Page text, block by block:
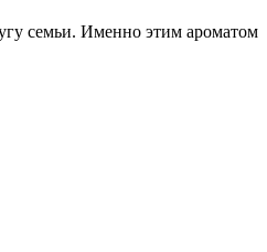
семьи. Именно этим ароматом